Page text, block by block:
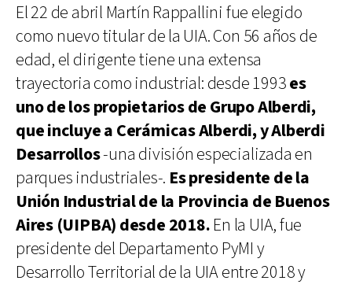
El 22 de abril Martín Rappallini fue elegido
como nuevo titular de la UIA. Con 56 años de
edad, el dirigente tiene una extensa
trayectoria como industrial: desde 1993es
uno de los propietarios de Grupo Alberdi,
que incluye a Cerámicas Alberdi, y Alberdi
Desarrollos-una división especializada en
parques industriales-. Es presidente de la
Unión Industrial de la Provincia de Buenos
Aires (UIPBA) desde 2018.En la UIA, fue
presidente del Departamento PyMI y
Desarrollo Territorial de la UIA entre 2018 y